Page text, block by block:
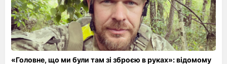
«Головне, що ми були там зі зброєю в руках»: відомому